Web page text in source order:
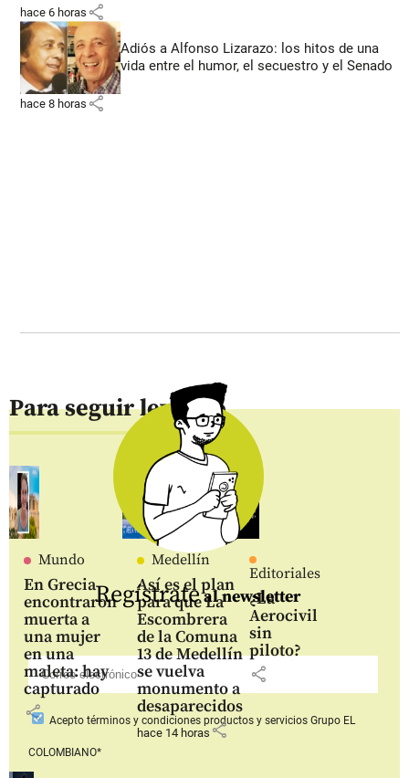
hace 6 horas share
Adiós a Alfonso Lizarazo: los hitos de una
vida entre el humor, el secuestro y el Senado
hace 8 horas share
Para seguir leyendo
Mundo
En Grecia
encontraron
muerta a
una mujer
en una
maleta: hay
capturado
share
Medellín
Así es el plan
para que La
Escombrera
de la Comuna
13 de Medellín
se vuelva
monumento a
desaparecidos
hace 14 horasshare
Editoriales
¿La
Aerocivil
sin
piloto?
share
Regístrateal newsletter
Aceptotérminos y condiciones productos y serviciosGrupo EL
COLOMBIANO*